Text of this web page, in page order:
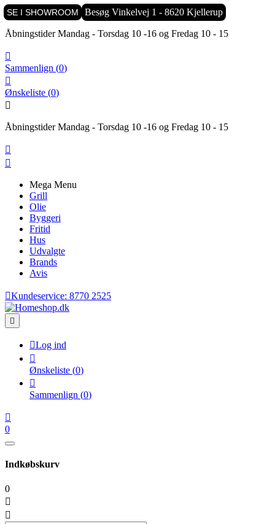

Åbningstider Mandag - Torsdag 10 -16 og Fredag 10 - 15

Sammenlign (0)

Ønskeliste (0)

Åbningstider Mandag - Torsdag 10 -16 og Fredag 10 - 15


Mega Menu
Grill
Olie
Byggeri
Fritid
Hus
Udvalgte
Brands
Avis
Kundeservice: 8770 2525

Log ind

Ønskeliste (0)

Sammenlign (0)

0
Indkøbskurv
0


SE I SHOWROOM Besøg Vinkelvej 1 - 8620 Kjellerup